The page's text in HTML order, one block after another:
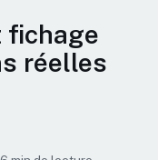
fichage
réelles